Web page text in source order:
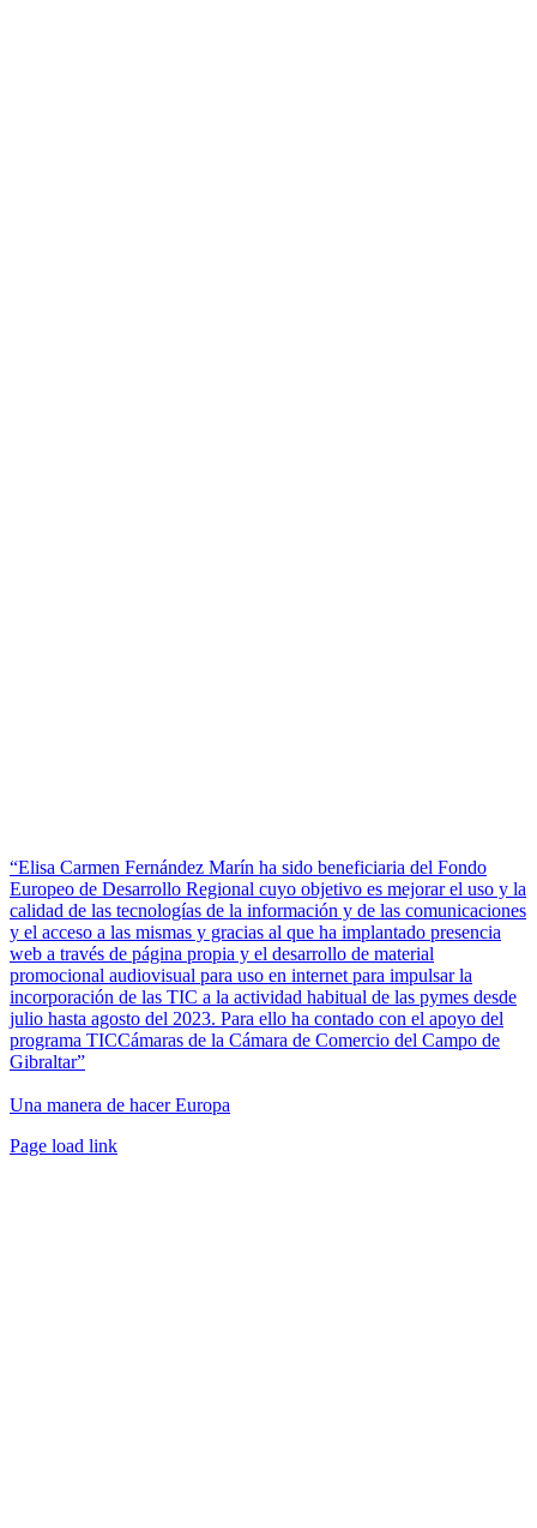
“Elisa Carmen Fernández Marín ha sido beneficiaria del Fondo
Europeo de Desarrollo Regional cuyo objetivo es mejorar el uso y la
calidad de las tecnologías de la información y de las comunicaciones
y el acceso a las mismas y gracias al que ha implantado presencia
web a través de página propia y el desarrollo de material
promocional audiovisual para uso en internet para impulsar la
incorporación de las TIC a la actividad habitual de las pymes desde
julio hasta agosto del 2023. Para ello ha contado con el apoyo del
programa TICCámaras de la Cámara de Comercio del Campo de
Gibraltar”
Una manera de hacer Europa
Facebook
Twitter
Instagram
Pinterest
Page load link